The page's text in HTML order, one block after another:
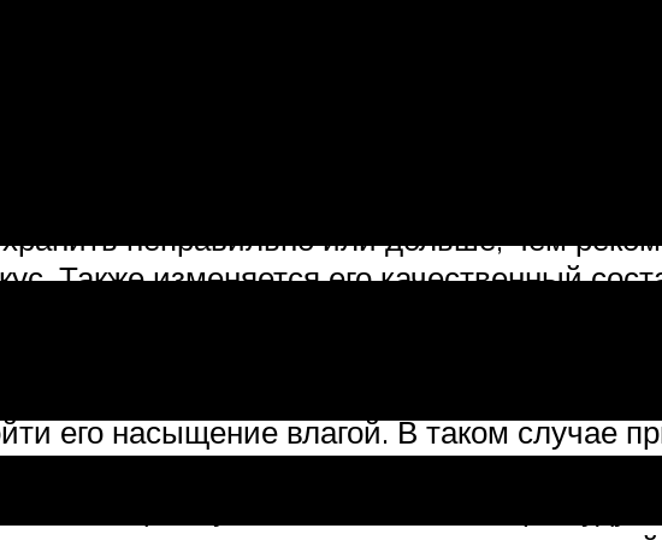
продукта. «Домашнее», неочищенное
при нагревании, но и выделяет при
непригоден для жарки, его не
салатов, приготовления различных
неправильно или дольше, чем
Также изменяется его качественный
прогорклом масле нельзя – оно будет
продуктам – еда получится невкусной.
допускает нарушение технологии
его насыщение влагой. В таком случае
вода может попасть уже в процессе
с кипящим бульоном, частички пара будут